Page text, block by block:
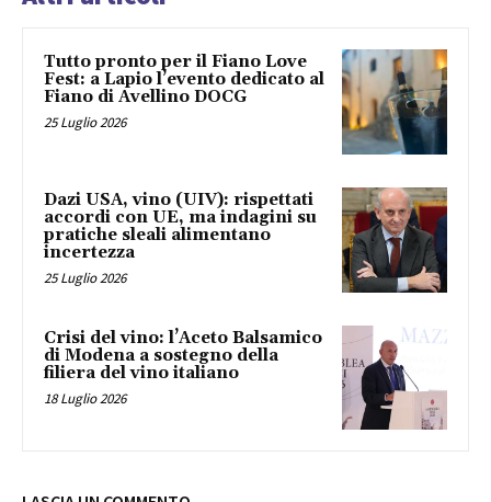
Tutto pronto per il Fiano Love
Fest: a Lapio l’evento dedicato al
Fiano di Avellino DOCG
25 Luglio 2026
Dazi USA, vino (UIV): rispettati
accordi con UE, ma indagini su
pratiche sleali alimentano
incertezza
25 Luglio 2026
Crisi del vino: l’Aceto Balsamico
di Modena a sostegno della
filiera del vino italiano
18 Luglio 2026